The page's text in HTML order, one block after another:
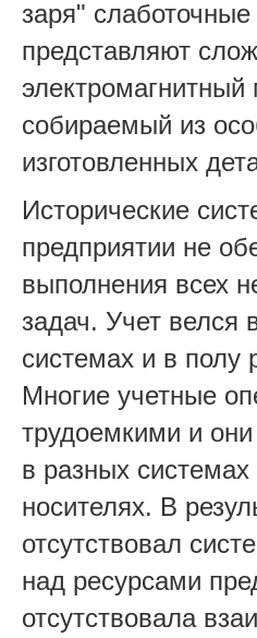
заря"
представляют
электромагнитный
собираемый из
изготовленных
Исторические
предприятии не
выполнения всех
задач. Учет велся
системах и в полу
Многие учетные
трудоемкими и
в разных
носителях. В
отсутствовал
над ресурсами
отсутствовала